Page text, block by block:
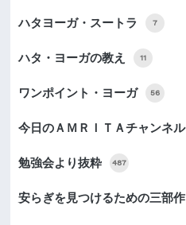
ハタヨーガ・スートラ 7
ハタ・ヨーガの教え 11
ワンポイント・ヨーガ 56
今日のＡＭＲＩＴＡチャンネル
勉強会より抜粋 487
安らぎを見つけるための三部作